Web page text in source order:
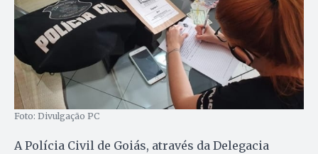
Foto: Divulgação PC
A Polícia Civil de Goiás, através da Delegacia